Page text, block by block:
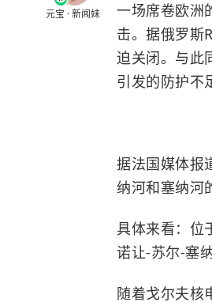
元宝 · 新闻妹
一场席卷欧洲
击。据俄罗斯
迫关闭。与此
引发的防护不
据法国媒体报
纳河和塞纳河
具体来看：位
诺让-苏尔-塞
随着戈尔夫核